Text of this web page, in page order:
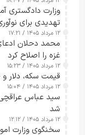
تهدیدی برای
۱۲ مرداد ۱۴۰۵ / ۱۷:۲۱
محمد دحلان
غزه را اصلاح کرد
۱۲ مرداد ۱۴۰۵ / ۱۵:۲۳
قیمت سکه، دلار و طلا ۱۲
۱۲ مرداد ۱۴۰۵ / ۱۵:۰۴
سید عباس
شد
۱۲ مرداد ۱۴۰۵ / ۱۲:۱۲
سخنگوی وزارت